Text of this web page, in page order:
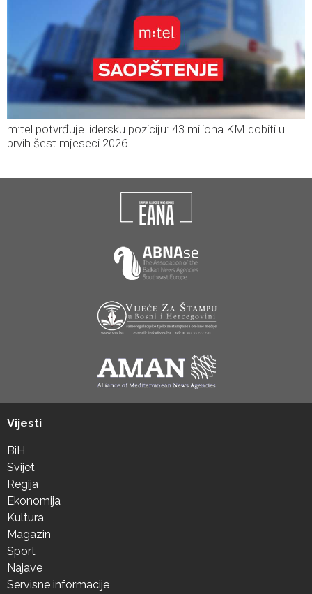
m:tel potvrđuje lidersku poziciju: 43 miliona KM dobiti u
prvih šest mjeseci 2026.
Vijesti
BiH
Svijet
Regija
Ekonomija
Kultura
Magazin
Sport
Najave
Servisne informacije